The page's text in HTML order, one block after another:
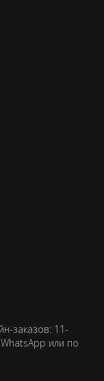
заказов: 11-
или по